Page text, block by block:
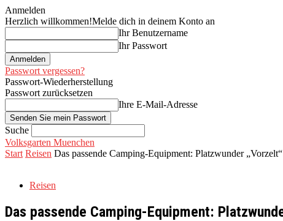
Anmelden
Herzlich willkommen!Melde dich in deinem Konto an
Ihr Benutzername
Ihr Passwort
Passwort vergessen?
Passwort-Wiederherstellung
Passwort zurücksetzen
Ihre E-Mail-Adresse
Suche
Volksgarten Muenchen
Start Reisen Das passende Camping-Equipment: Platzwunder „Vorzelt“
Reisen
Das passende Camping-Equipment: